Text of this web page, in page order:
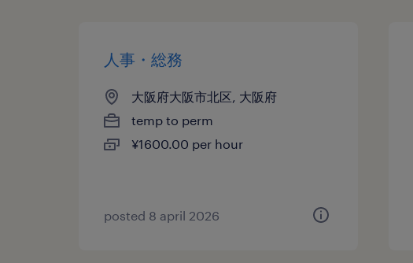
人事・総務
大阪府大阪市北区, 大阪府
temp to perm
¥1600.00 per hour
posted 8 april 2026